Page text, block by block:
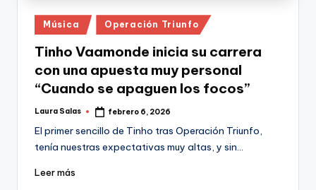
Publicado
en
Música Operación Triunfo
Tinho Vaamonde inicia su carrera
con una apuesta muy personal
“Cuando se apaguen los focos”
Publicado
Laura Salas febrero 6, 2026
El primer sencillo de Tinho tras Operación Triunfo,
tenía nuestras expectativas muy altas, y sin…
Leer más